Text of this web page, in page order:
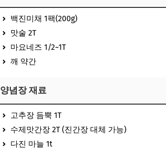
백진미채 1팩(200g)
맛술 2T
마요네즈 1/2~1T
깨 약간
양념장 재료
고추장 듬뿍 1T
수제맛간장 2T (진간장 대체 가능)
다진 마늘 1t